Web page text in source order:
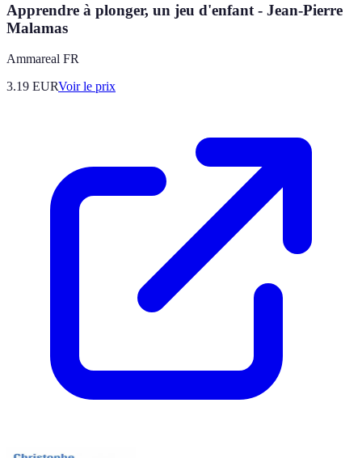
Apprendre à plonger, un jeu d'enfant - Jean-Pierre
Malamas
Ammareal FR
3.19 EURVoir le prix